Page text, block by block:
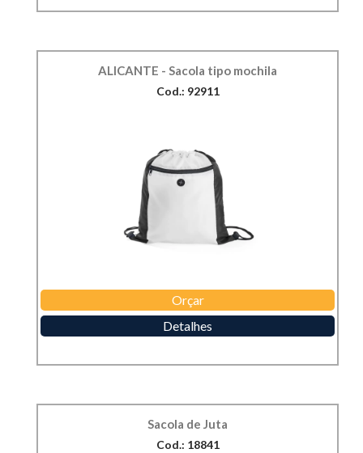
ALICANTE - Sacola tipo mochila
Cod.: 92911
Orçar
Detalhes
Sacola de Juta
Cod.: 18841